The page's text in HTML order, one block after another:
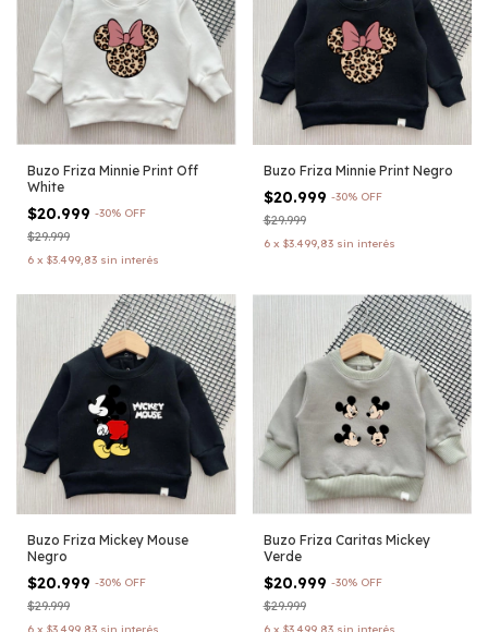
Buzo Friza Minnie Print Off
White
$20.999 -30% OFF
$29.999
6 x $3.499,83 sin interés
Buzo Friza Minnie Print Negro
$20.999 -30% OFF
$29.999
6 x $3.499,83 sin interés
Buzo Friza Mickey Mouse
Negro
$20.999 -30% OFF
$29.999
Buzo Friza Caritas Mickey
Verde
$20.999 -30% OFF
$29.999